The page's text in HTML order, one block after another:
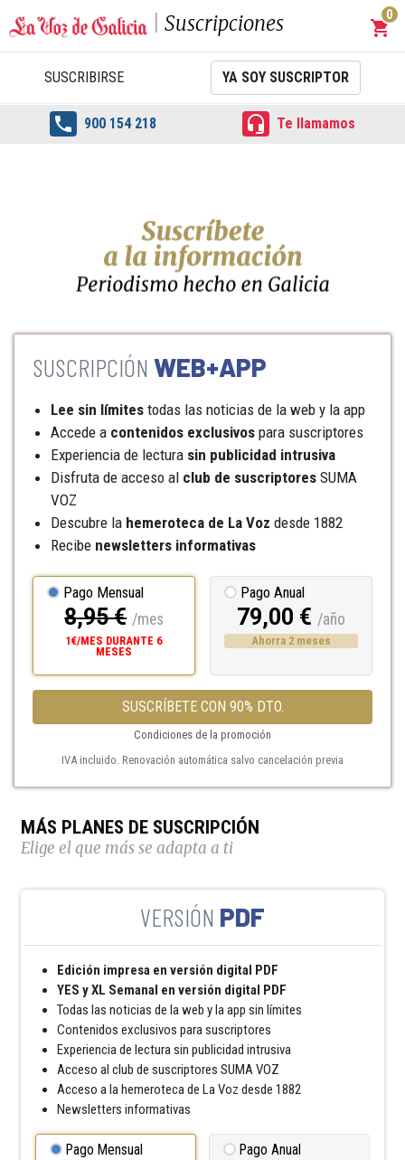
Suscripciones shopping_cart
0
SUSCRIBIRSE YA SOY SUSCRIPTOR
 900 154 218  Te llamamos
WEB+APP
Lee sin límites todas las noticias de la web y la app
Accede a contenidos exclusivos para suscriptores
Experiencia de lectura sin publicidad intrusiva
Disfruta de acceso al club de suscriptores SUMA
VOZ
Descubre la hemeroteca de La Voz desde 1882
Recibe newsletters informativas
Pago Mensual
8,95 € /mes
1€/MES DURANTE 6
MESES
Pago Anual
79,00 € /año
Ahorra 2 meses
SUSCRÍBETE CON 90% DTO.
Condiciones de la promoción
IVA incluido. Renovación automática salvo cancelación previa
MÁS PLANES DE SUSCRIPCIÓN
Elige el que más se adapta a ti
PDF
Edición impresa en versión digital PDF
YES y XL Semanal en versión digital PDF
Todas las noticias de la web y la app sin límites
Contenidos exclusivos para suscriptores
Experiencia de lectura sin publicidad intrusiva
Acceso al club de suscriptores SUMA VOZ
Acceso a la hemeroteca de La Voz desde 1882
Newsletters informativas
Pago Mensual Pago Anual